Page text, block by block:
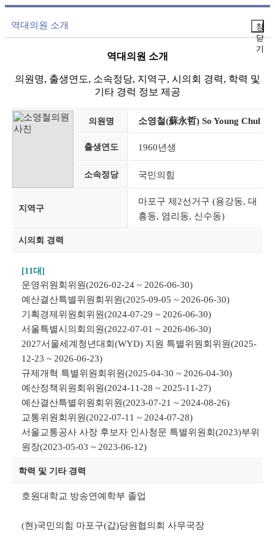
역대의원 소개
창
닫
기
역대의원 소개
의원명, 출생연도, 소속정당, 지역구, 시의회 경력, 학력 및
기타 경럭 정보 제공
의원명 소영철(蘇永哲) So Young Chul
출생연도 1960년생
소속정당 국민의힘
지역구
마포구 제2선거구 (용강동, 대
흥동, 염리동, 신수동)
시의회 경력
[11대]
운영위원회위원(2026-02-24 ~ 2026-06-30)
예산결산특별위원회위원(2025-09-05 ~ 2026-06-30)
기획경제위원회위원(2024-07-29 ~ 2026-06-30)
서울특별시의회의원(2022-07-01 ~ 2026-06-30)
2027서울세계청년대회(WYD) 지원 특별위원회위원(2025-
12-23 ~ 2026-06-23)
규제개혁 특별위원회위원(2025-04-30 ~ 2026-04-30)
예산정책위원회위원(2024-11-28 ~ 2025-11-27)
예산결산특별위원회위원(2023-07-21 ~ 2024-08-26)
교통위원회위원(2022-07-11 ~ 2024-07-28)
서울교통공사 사장 후보자 인사청문 특별위원회(2023)부위
원장(2023-05-03 ~ 2023-06-12)
학력 및 기타 경력
호원대학교 방송연예학부 졸업
(현)국민의힘 마포구(갑)당원협의회 사무국장